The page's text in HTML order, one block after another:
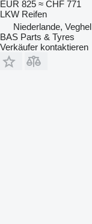
EUR 825 ≈ CHF 771
LKW Reifen
Niederlande, Veghel
BAS Parts & Tyres
Verkäufer kontaktieren